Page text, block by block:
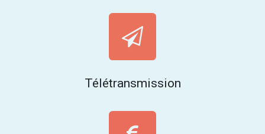
Télétransmission